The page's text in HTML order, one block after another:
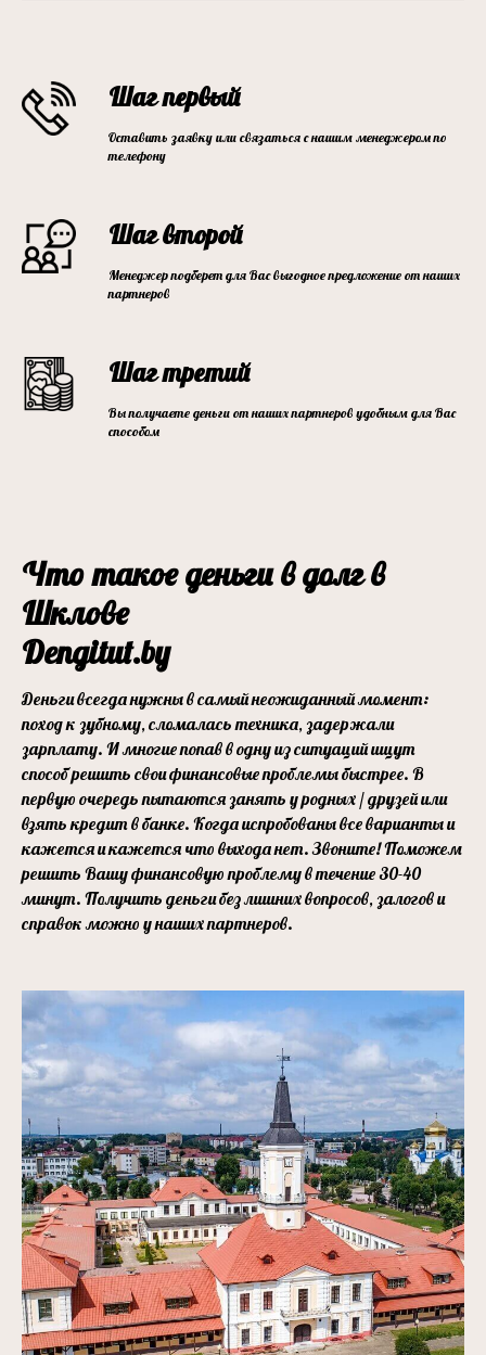
Шаг первый
Оставить заявку или связаться с нашим менеджером по
телефону
Шаг второй
Менеджер подберет для Вас выгодное предложение от наших
партнеров
Шаг третий
Вы получаете деньги от наших партнеров удобным для Вас
способом
Что такое деньги в долг в
Шклове
Dengitut.by
Деньги всегда нужны в самый неожиданный момент:
поход к зубному, сломалась техника, задержали
зарплату. И многие попав в одну из ситуаций ищут
способ решить свои финансовые проблемы быстрее. В
первую очередь пытаются занять у родных / друзей или
взять кредит в банке. Когда испробованы все варианты и
кажется и кажется что выхода нет. Звоните! Поможем
решить Вашу финансовую проблему в течение 30-40
минут. Получить деньги без лишних вопросов, залогов и
справок можно у наших партнеров.